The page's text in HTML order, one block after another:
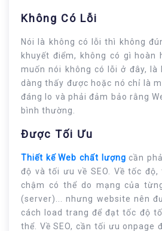
Không Có Lỗi
Nói là không có lỗi thì không
khuyết điểm, không có gì hoàn
muốn nói không có lỗi ở đây, là
dàng thấy được hoặc nó chỉ là
đáng lo và phải đảm bảo rằng
bình thường.
Được Tối Ưu
Thiết kế Web chất lượng cần
độ và tối ưu về SEO. Về tốc
chậm có thể do mạng của
(server)... nhưng website nên
cách load trang để đạt tốc độ
thể. Về SEO, cần tối ưu onpage